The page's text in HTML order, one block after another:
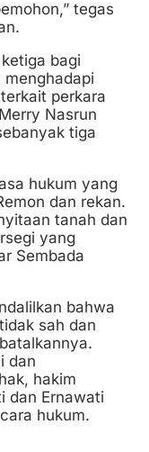
tegas
bagi
menghadapi
perkara
Nasrun
tiga
hukum yang
dan rekan.
tanah dan
yang
Sembada
bahwa
sah dan
dan
hakim
dan Ernawati
hukum.